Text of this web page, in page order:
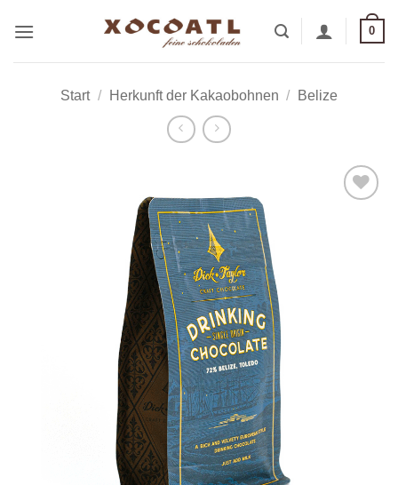
Inhalt
0
Start / Herkunft der Kakaobohnen / Belize